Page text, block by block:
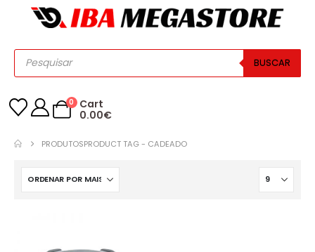
BUSCAR
0
Cart
0.00€
PRODUTOSPRODUCT TAG - CADEADO